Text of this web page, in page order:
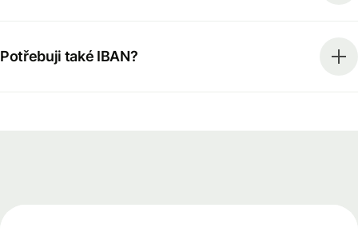
Potřebuji také IBAN?